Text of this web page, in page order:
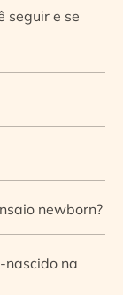
seguir e se
newborn?
nascido na